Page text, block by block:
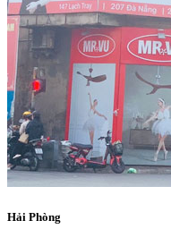
Hải Phòng